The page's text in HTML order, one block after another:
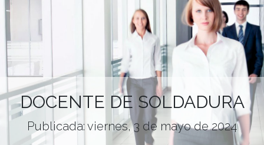
DOCENTE DE SOLDADURA
Publicada: viernes, 3 de mayo de 2024